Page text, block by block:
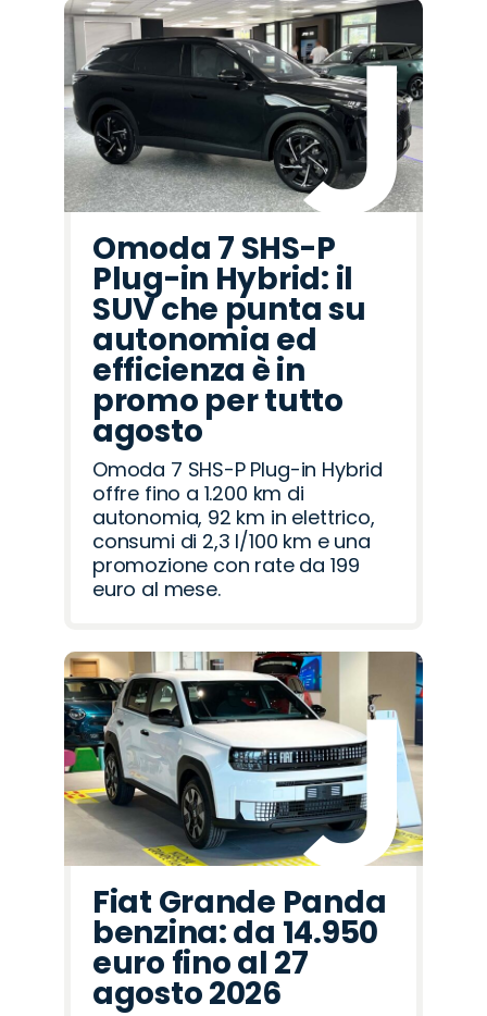
Omoda 7 SHS-P
Plug-in Hybrid: il
SUV che punta su
autonomia ed
efficienza è in
promo per tutto
agosto
Omoda 7 SHS-P Plug-in Hybrid
offre fino a 1.200 km di
autonomia, 92 km in elettrico,
consumi di 2,3 l/100 km e una
promozione con rate da 199
euro al mese.
Fiat Grande Panda
benzina: da 14.950
euro fino al 27
agosto 2026